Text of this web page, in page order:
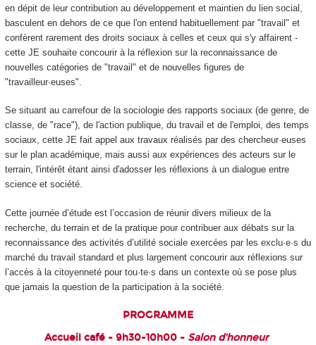
en dépit de leur contribution au développement et maintien du lien social,
basculent en dehors de ce que l'on entend habituellement par "travail" et
confèrent rarement des droits sociaux à celles et ceux qui s'y affairent -
cette JE souhaite concourir à la réflexion sur la reconnaissance de
nouvelles catégories de "travail" et de nouvelles figures de
"travailleur·euses".
Se situant au carrefour de la sociologie des rapports sociaux (de genre, de
classe, de "race"), de l'action publique, du travail et de l'emploi, des temps
sociaux, cette JE fait appel aux travaux réalisés par des chercheur·euses
sur le plan académique, mais aussi aux expériences des acteurs sur le
terrain, l'intérêt étant ainsi d'adosser les réflexions à un dialogue entre
science et société.
Cette journée d’étude est l’occasion de réunir divers milieux de la
recherche, du terrain et de la pratique pour contribuer aux débats sur la
reconnaissance des activités d’utilité sociale exercées par les exclu·e·s du
marché du travail standard et plus largement concourir aux réflexions sur
l’accès à la citoyenneté pour tou·te·s dans un contexte où se pose plus
que jamais la question de la participation à la société.
PROGRAMME
Accueil café - 9h30-10h00 - Salon d'honneur